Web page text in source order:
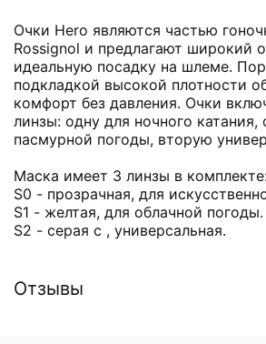
Очки Hero являются частью
Rossignol и предлагают широкий
идеальную посадку на шлеме.
подкладкой высокой плотности
комфорт без давления. Очки
линзы: одну для ночного катания,
пасмурной погоды, вторую
Маска имеет 3 линзы в
S0 - прозрачная, для
S1 - желтая, для облачной погоды.
S2 - серая с , универсальная.
Отзывы